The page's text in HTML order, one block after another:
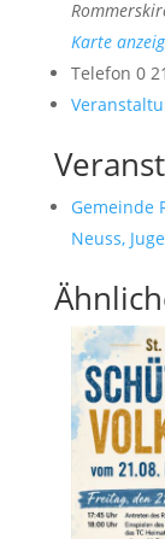
Karte
Telefon 0
Gemeinde
Neuss,